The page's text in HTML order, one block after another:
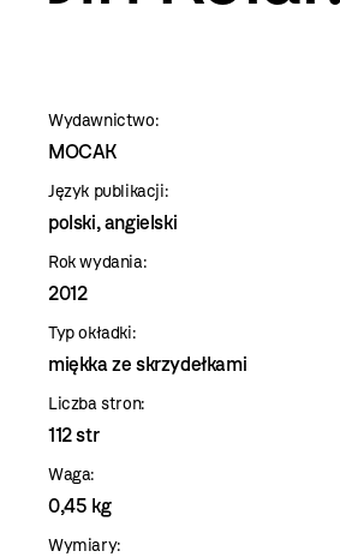
Wydawnictwo:
MOCAK
Język publikacji:
polski, angielski
Rok wydania:
2012
Typ okładki:
miękka ze skrzydełkami
Liczba stron:
112 str
Waga:
0,45 kg
Wymiary: